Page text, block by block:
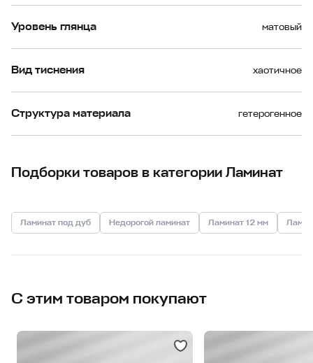
Уровень глянца матовый
Вид тиснения хаотичное
Структура материала гетерогенное
Подборки товаров в категории Ламинат
Ламинат под дуб Недорогой ламинат Ламинат 12 мм
С этим товаром покупают